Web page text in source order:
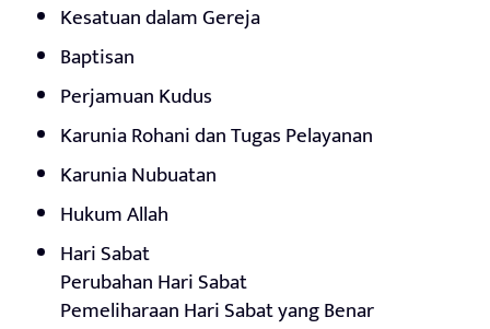
Kesatuan dalam Gereja
Baptisan
Perjamuan Kudus
Karunia Rohani dan Tugas Pelayanan
Karunia Nubuatan
Hukum Allah
Hari Sabat
Perubahan Hari Sabat
Pemeliharaan Hari Sabat yang Benar